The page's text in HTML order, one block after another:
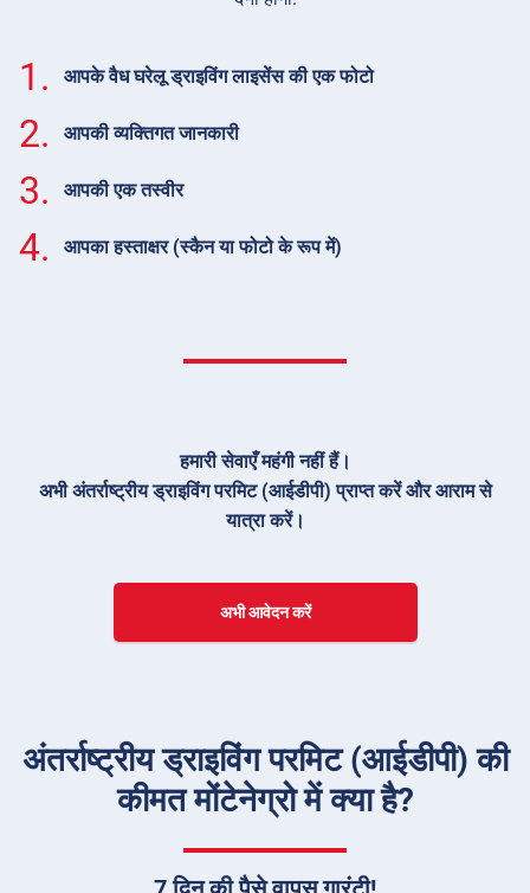
1. आपके वैध घरेलू ड्राइविंग लाइसेंस की एक फोटो
2. आपकी व्यक्तिगत जानकारी
3. आपकी एक तस्वीर
4. आपका हस्ताक्षर (स्कैन या फोटो के रूप में)
हमारी सेवाएँ महंगी नहीं हैं।
अभी अंतर्राष्ट्रीय ड्राइविंग परमिट (आईडीपी) प्राप्त करें और आराम से
यात्रा करें।
अभी आवेदन करें
अंतर्राष्ट्रीय ड्राइविंग परमिट (आईडीपी) की
कीमत मोंटेनेग्रो में क्या है?